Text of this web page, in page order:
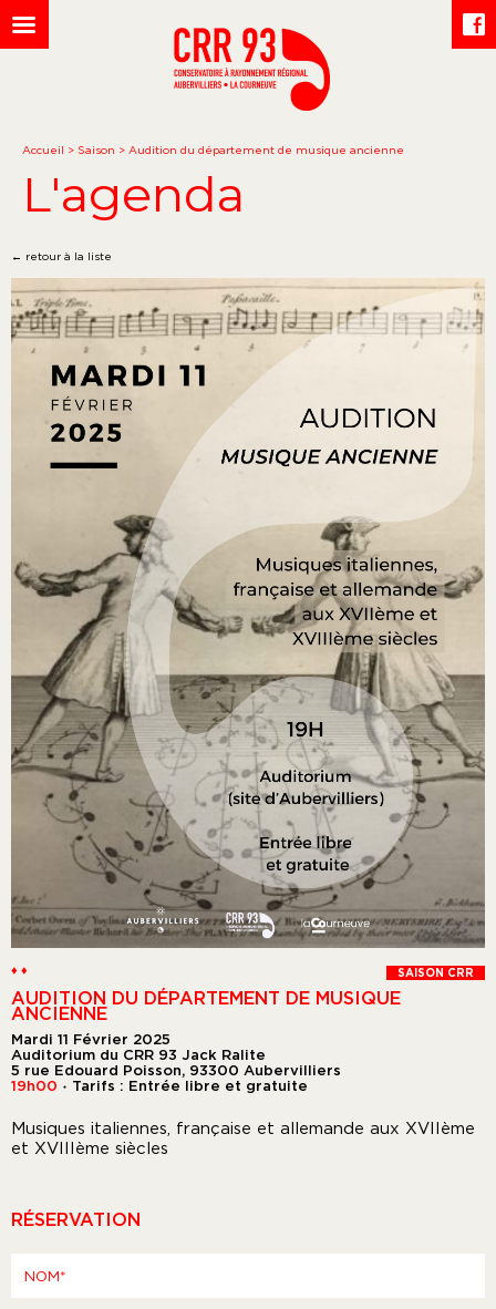
Accueil > Saison > Audition du département de musique ancienne
L'agenda
← retour à la liste
SAISON CRR
♦ ♦
AUDITION DU DÉPARTEMENT DE MUSIQUE
ANCIENNE
Mardi 11 Février 2025
Auditorium du CRR 93 Jack Ralite
5 rue Edouard Poisson, 93300 Aubervilliers
19h00
● Tarifs : Entrée libre et gratuite
Musiques italiennes, française et allemande aux XVIIème
et XVIIIème siècles
RÉSERVATION